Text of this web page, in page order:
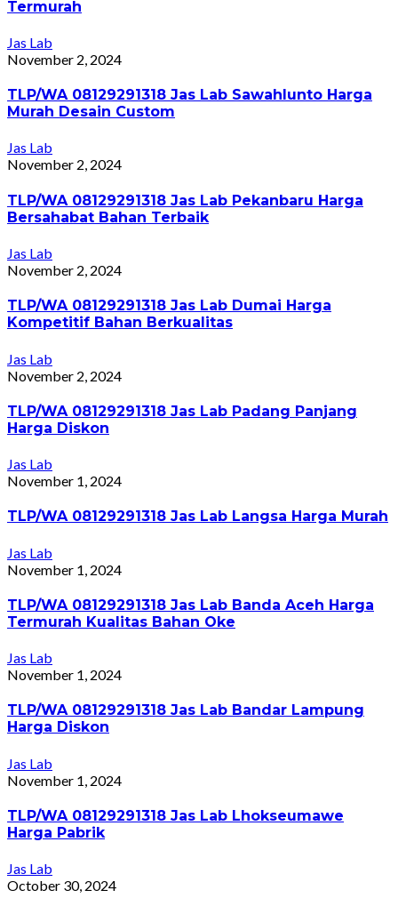
Termurah
Jas Lab
November 2, 2024
TLP/WA 08129291318 Jas Lab Sawahlunto Harga
Murah Desain Custom
Jas Lab
November 2, 2024
TLP/WA 08129291318 Jas Lab Pekanbaru Harga
Bersahabat Bahan Terbaik
Jas Lab
November 2, 2024
TLP/WA 08129291318 Jas Lab Dumai Harga
Kompetitif Bahan Berkualitas
Jas Lab
November 2, 2024
TLP/WA 08129291318 Jas Lab Padang Panjang
Harga Diskon
Jas Lab
November 1, 2024
TLP/WA 08129291318 Jas Lab Langsa Harga Murah
Jas Lab
November 1, 2024
TLP/WA 08129291318 Jas Lab Banda Aceh Harga
Termurah Kualitas Bahan Oke
Jas Lab
November 1, 2024
TLP/WA 08129291318 Jas Lab Bandar Lampung
Harga Diskon
Jas Lab
November 1, 2024
TLP/WA 08129291318 Jas Lab Lhokseumawe
Harga Pabrik
Jas Lab
October 30, 2024